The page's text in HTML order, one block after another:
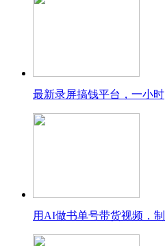
最新录屏搞钱平台，一小时
用AI做书单号带货视频，制